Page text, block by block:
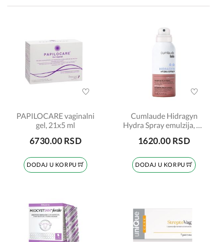
PAPILOCARE vaginalni
gel, 21x5 ml
6730.00 RSD
DODAJ U KORPU
Cumlaude Hidragyn
Hydra Spray emulzija, 75
1620.00 RSD
DODAJ U KORPU